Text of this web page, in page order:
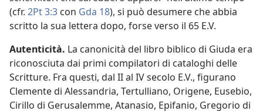
(cfr. 2Pt 3:3 con Gda 18), si può desumere che abbia
scritto la sua lettera dopo, forse verso il 65 E.V.
Autenticità. La canonicità del libro biblico di Giuda era
riconosciuta dai primi compilatori di cataloghi delle
Scritture. Fra questi, dal II al IV secolo E.V., figurano
Clemente di Alessandria, Tertulliano, Origene, Eusebio,
Cirillo di Gerusalemme, Atanasio, Epifanio, Gregorio di